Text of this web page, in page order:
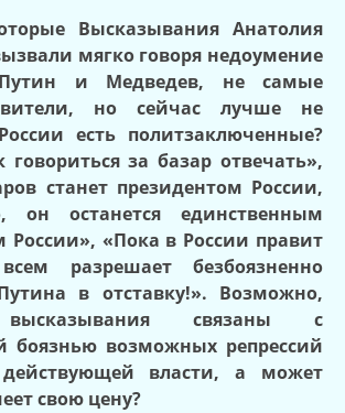
Высказывания Анатолия
мягко говоря недоумение
и Медведев, не самые
но сейчас лучше не
есть политзаключенные?
говориться за базар отвечать»,
станет президентом России,
он останется единственным
«Пока в России правит
разрешает безбоязненно
в отставку!». Возможно,
связаны с
боязнью возможных репрессий
власти, а может
свою цену?